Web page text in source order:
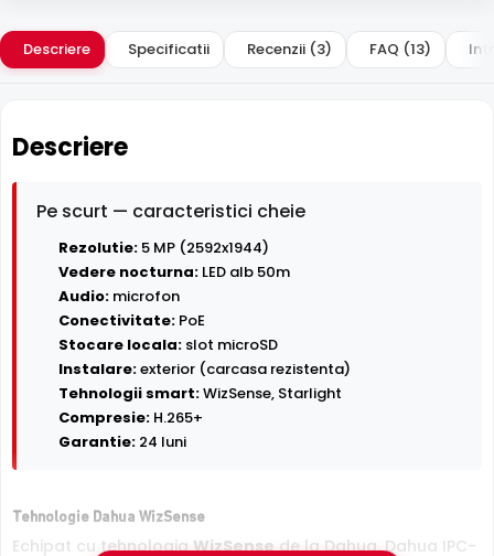
Descriere Specificatii Recenzii (3) FAQ (13)
Descriere
Pe scurt — caracteristici cheie
Rezolutie: 5 MP (2592x1944)
Vedere nocturna: LED alb 50m
Audio: microfon
Conectivitate: PoE
Stocare locala: slot microSD
Instalare:exterior (carcasa rezistenta)
Tehnologii smart:WizSense, Starlight
Compresie: H.265+
Garantie: 24 luni
Tehnologie Dahua WizSense
Echipat cu tehnologiaWizSensede la Dahua, Dahua IPC-